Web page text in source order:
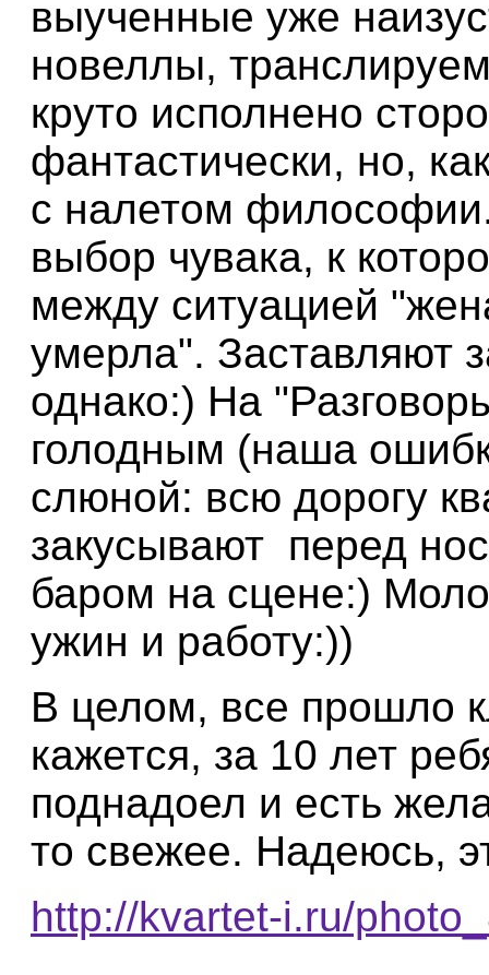
выученные уже
новеллы,
круто исполнено
фантастически, но,
с налетом
выбор чувака, к
между ситуацией
умерла". Заставляют
однако:) На
голодным (наша
слюной: всю дорогу
закусывают перед
баром на сцене:)
ужин и работу:))
В целом, все прошло
кажется, за 10 лет
поднадоел и есть
то свежее. Надеюсь,
http://kvartet-i.ru/